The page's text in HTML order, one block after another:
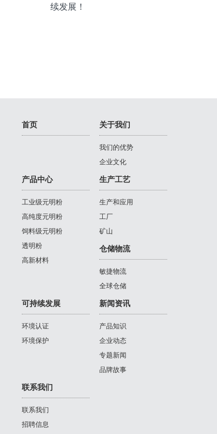
续发展！
首页 关于我们
我们的优势
企业文化
产品中心
工业级元明粉
高纯度元明粉
饲料级元明粉
透明粉
高新材料
生产工艺
生产和应用
工厂
矿山
仓储物流
敏捷物流
全球仓储
可持续发展
环境认证
环境保护
新闻资讯
产品知识
企业动态
专题新闻
品牌故事
联系我们
联系我们
招聘信息